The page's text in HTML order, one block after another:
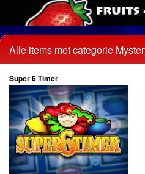
Alle items met categorie
Super 6 Timer